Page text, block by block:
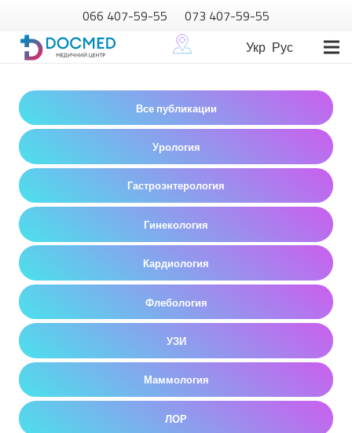
066 407-59-55
073 407-59-55
Укр Рус
Все публикации
Урология
Гастроэнтерология
Гинекология
Кардиология
Флебология
УЗИ
Маммология
ЛОР